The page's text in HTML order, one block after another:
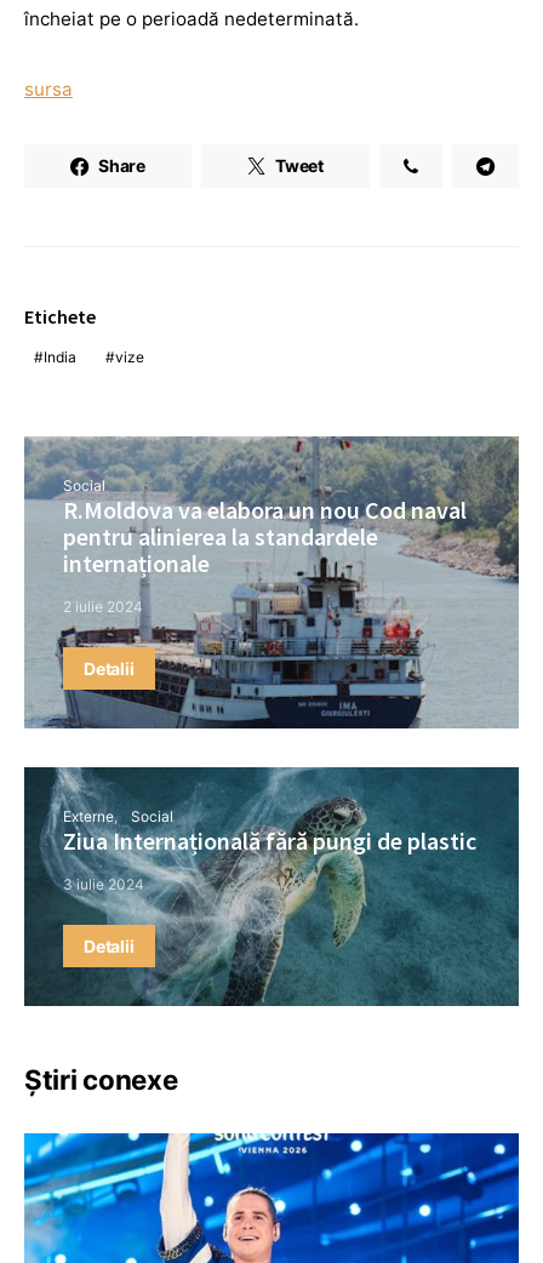
încheiat pe o perioadă nedeterminată.
sursa
Share Tweet
Etichete
India vize
Social
R.Moldova va elabora un nou Cod naval
pentru alinierea la standardele
internaționale
2 iulie 2024
Detalii
Externe Social
Ziua Internațională fără pungi de plastic
3 iulie 2024
Detalii
Știri conexe